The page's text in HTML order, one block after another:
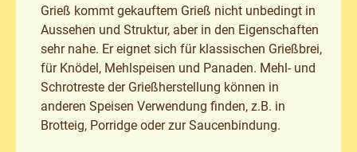
Grieß kommt gekauftem Grieß nicht unbedingt in
Aussehen und Struktur, aber in den Eigenschaften
sehr nahe. Er eignet sich für klassischen Grießbrei,
für Knödel, Mehlspeisen und Panaden. Mehl- und
Schrotreste der Grießherstellung können in
anderen Speisen Verwendung finden, z.B. in
Brotteig, Porridge oder zur Saucenbindung.